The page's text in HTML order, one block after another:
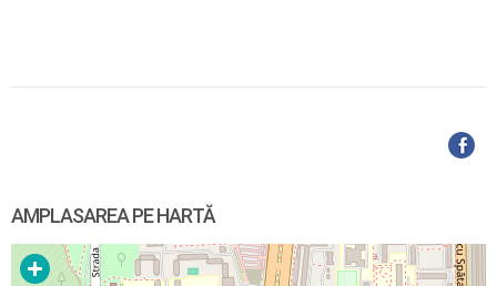
AMPLASAREA PE HARTĂ